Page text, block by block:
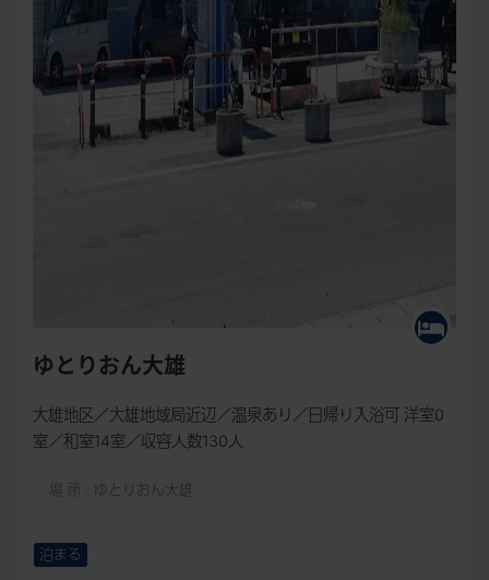
ゆとりおん大雄
大雄地区／大雄地域局近辺／温泉あり／日帰り入浴可 洋室0
室／和室14室／収容人数130人
場 所 : ゆとりおん大雄
泊まる